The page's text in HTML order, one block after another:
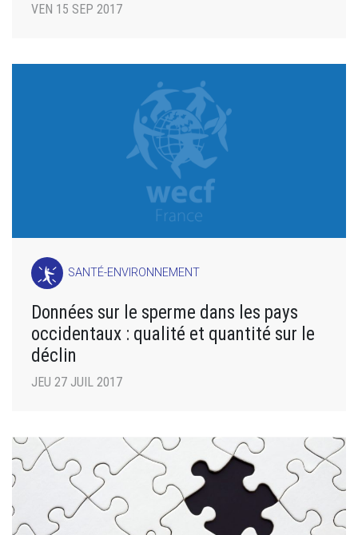
VEN 15 SEP 2017
SANTÉ-ENVIRONNEMENT
Données sur le sperme dans les pays
occidentaux : qualité et quantité sur le
déclin
JEU 27 JUIL 2017